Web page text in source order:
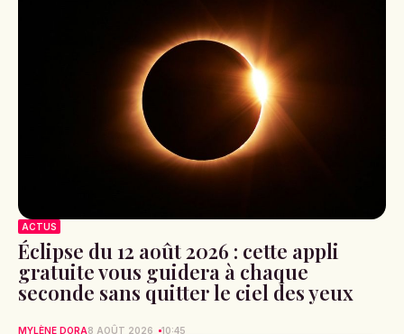
ACTUS
Éclipse du 12 août 2026 : cette appli
gratuite vous guidera à chaque
seconde sans quitter le ciel des yeux
MYLÈNE DORA8 AOÛT 2026 10:45